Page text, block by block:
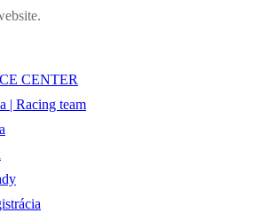
CENTER
| Racing team